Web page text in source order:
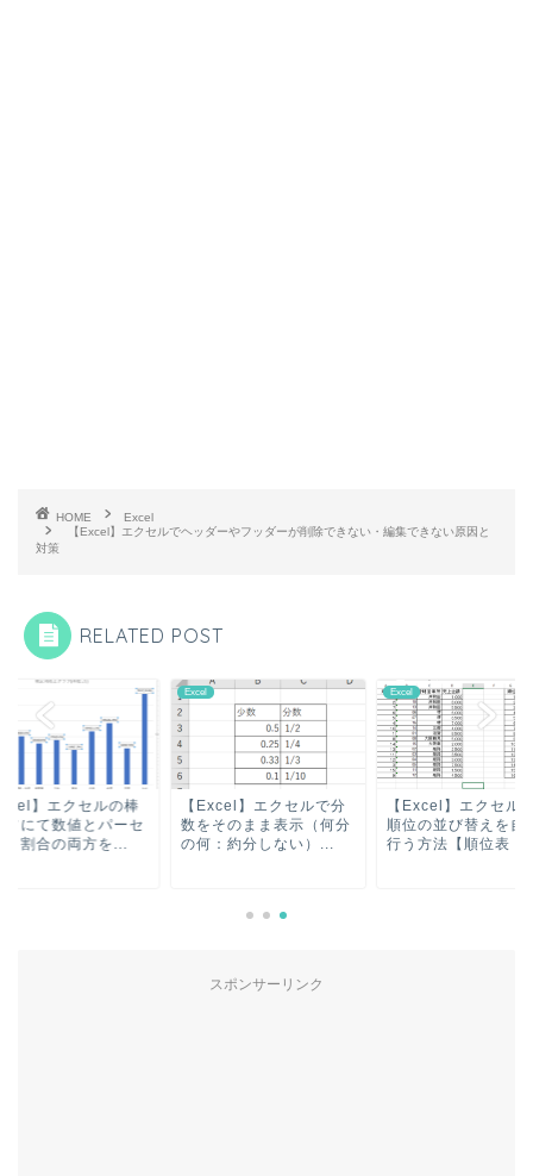
HOME
Excel
【Excel】エクセルでヘッダーやフッダーが削除できない・編集できない原因と
対策
RELATED POST
】エクセルの棒
フにて数値とパーセ
・割合の両方を...
Excel
【Excel】エクセルで分
数をそのまま表示（何分
の何：約分しない）...
Excel
【Excel】エクセル
順位の並び替えを自
行う方法【順位表：
スポンサーリンク